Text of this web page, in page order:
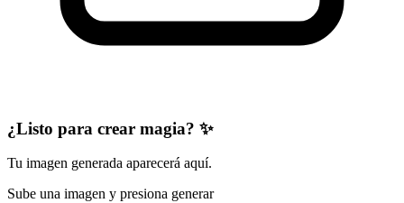
¿Listo para crear magia? ✨
Tu imagen generada aparecerá aquí.
Sube una imagen y presiona generar